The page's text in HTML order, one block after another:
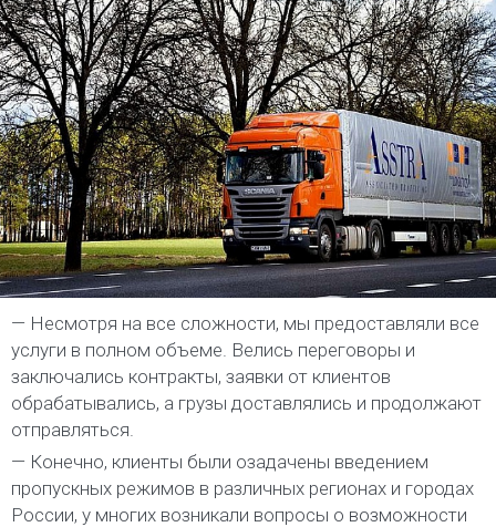
— Несмотря на все сложности, мы предоставляли все
услуги в полном объеме. Велись переговоры и
заключались контракты, заявки от клиентов
обрабатывались, а грузы доставлялись и продолжают
отправляться.
— Конечно, клиенты были озадачены введением
пропускных режимов в различных регионах и городах
России, у многих возникали вопросы о возможности